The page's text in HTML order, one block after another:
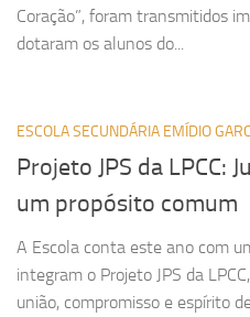
Coração”, foram transmitidos
dotaram os alunos do...
ESCOLA SECUNDÁRIA EMÍDIO
Projeto JPS da LPCC:
um propósito comum
A Escola conta este ano com
integram o Projeto JPS da
união, compromisso e espírito